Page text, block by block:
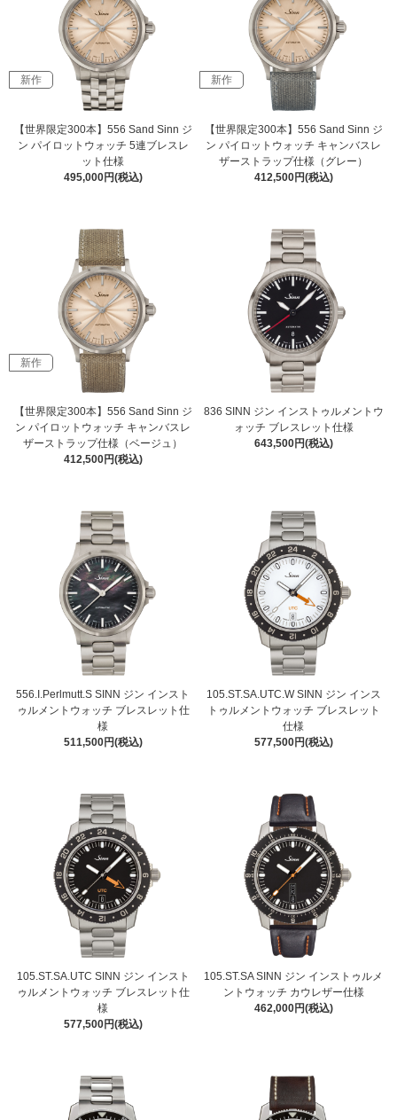
新作
【世界限定300本】556 Sand Sinn ジ
ン パイロットウォッチ 5連ブレスレ
ット仕様
495,000円(税込)
新作
【世界限定300本】556 Sand Sinn ジ
ン パイロットウォッチ キャンバスレ
ザーストラップ仕様（グレー）
412,500円(税込)
新作
【世界限定300本】556 Sand Sinn ジ
ン パイロットウォッチ キャンバスレ
ザーストラップ仕様（ベージュ）
412,500円(税込)
836 SINN ジン インストゥルメントウ
ォッチ ブレスレット仕様
643,500円(税込)
556.I.Perlmutt.S SINN ジン インスト
ゥルメントウォッチ ブレスレット仕
様
511,500円(税込)
105.ST.SA.UTC.W SINN ジン インス
トゥルメントウォッチ ブレスレット
仕様
577,500円(税込)
105.ST.SA.UTC SINN ジン インスト
ゥルメントウォッチ ブレスレット仕
様
577,500円(税込)
105.ST.SA SINN ジン インストゥルメ
ントウォッチ カウレザー仕様
462,000円(税込)